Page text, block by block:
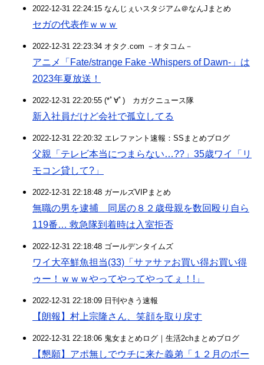
2022-12-31 22:24:15 なんじぇいスタジアム＠なんJまとめ
セガの代表作ｗｗｗ
2022-12-31 22:23:34 オタク.com －オタコム－
アニメ「Fate/strange Fake -Whispers of Dawn-」は
2023年夏放送！
2022-12-31 22:20:55 (*ﾟ∀ﾟ)ゞカガクニュース隊
新入社員だけど会社で孤立してる
2022-12-31 22:20:32 エレファント速報：SSまとめブログ
父親「テレビ本当につまらない…?‍?」35歳ワイ「リ
モコン貸して?」
2022-12-31 22:18:48 ガールズVIPまとめ
無職の男を逮捕 同居の８２歳母親を数回殴り自ら
119番… 救急隊到着時は入室拒否
2022-12-31 22:18:48 ゴールデンタイムズ
ワイ大卒鮮魚担当(33)「サァサァお買い得お買い得
ゥー！ｗｗｗやってやってやってぇ！!」
2022-12-31 22:18:09 日刊やきう速報
【朗報】村上宗隆さん、笑顔を取り戻す
2022-12-31 22:18:06 鬼女まとめログ｜生活2chまとめブログ
【懇願】アポ無しでウチに来た義弟「１２月のボー